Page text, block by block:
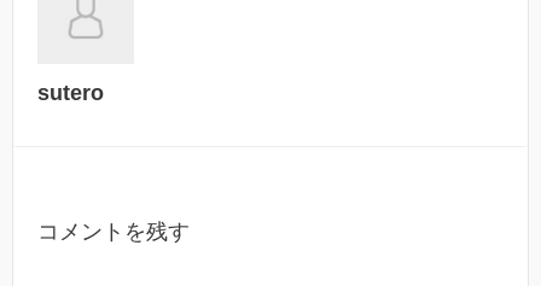
sutero
コメントを残す